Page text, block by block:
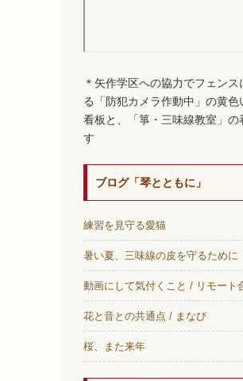
＊矢作学区への協力でフェン
る「防犯カメラ作動中」の黄色
看板と、「箏・三味線教室」の
す
ブログ「琴とともに」
練習を見守る愛猫
暑い夏、三味線の皮を守るために
動画にして気付くこと / リモート
花と音との共通点 / まなび
桜、また来年